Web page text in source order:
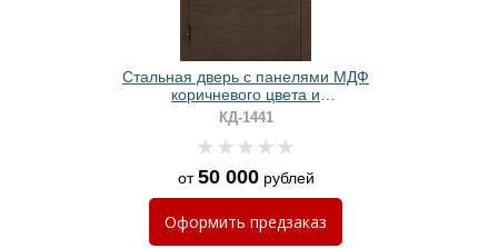
Стальная дверь с панелями МДФ
коричневого цвета и
хромированной вставкой
КД-1441
от50 000рублей
Оформить предзаказ